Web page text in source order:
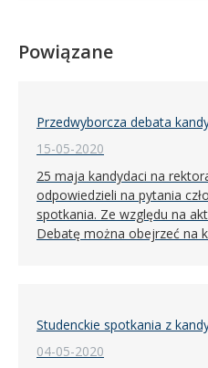
Powiązane
Przedwyborcza debata
15-05-2020
25 maja kandydaci na
odpowiedzieli na pytania
spotkania. Ze względu na
Debatę można obejrzeć na
Studenckie spotkania z
04-05-2020